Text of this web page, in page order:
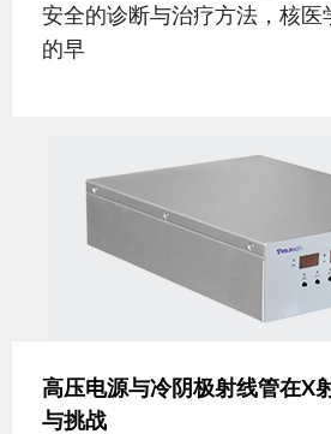
安全的诊断与治疗方法，核医
的早
高压电源与冷阴极射线管在X
与挑战